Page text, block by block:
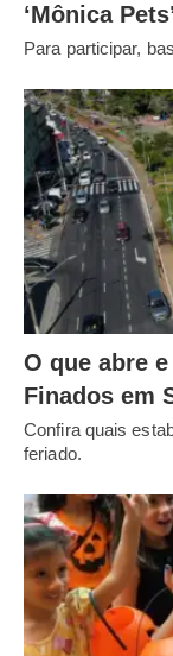
‘Mônica
Para participar,
O que abre
Finados em
Confira quais
feriado.